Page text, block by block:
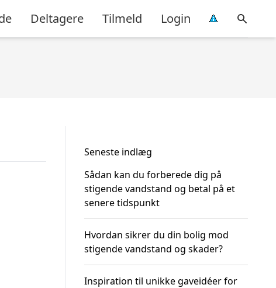
Deltagere Tilmeld Login
Seneste indlæg
Sådan kan du forberede dig på
stigende vandstand og betal på et
senere tidspunkt
Hvordan sikrer du din bolig mod
stigende vandstand og skader?
Inspiration til unikke gaveidéer for